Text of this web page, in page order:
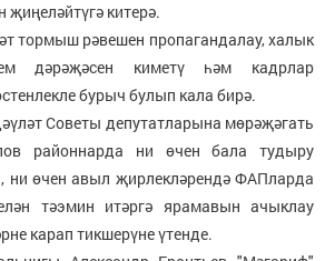
китерә.
тормыш рәвешен пропагандалау, халык
дәрәҗәсен киметү һәм кадрлар
бурыч булып кала бирә.
Советы депутатларына мөрәҗәгать
районнарда ни өчен бала тудыру
ни өчен авыл җирлекләрендә ФАПларда
тәэмин итәргә ярамавын ачыклау
карап тикшерүне үтенде.